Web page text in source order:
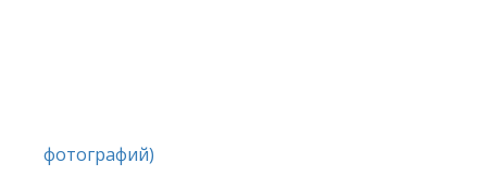
фотографий)